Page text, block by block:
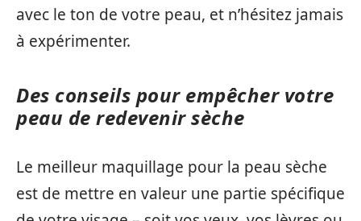
avec le ton de votre peau, et n’hésitez jamais
à expérimenter.
Des conseils pour empêcher votre
peau de redevenir sèche
Le meilleur maquillage pour la peau sèche
est de mettre en valeur une partie spécifique